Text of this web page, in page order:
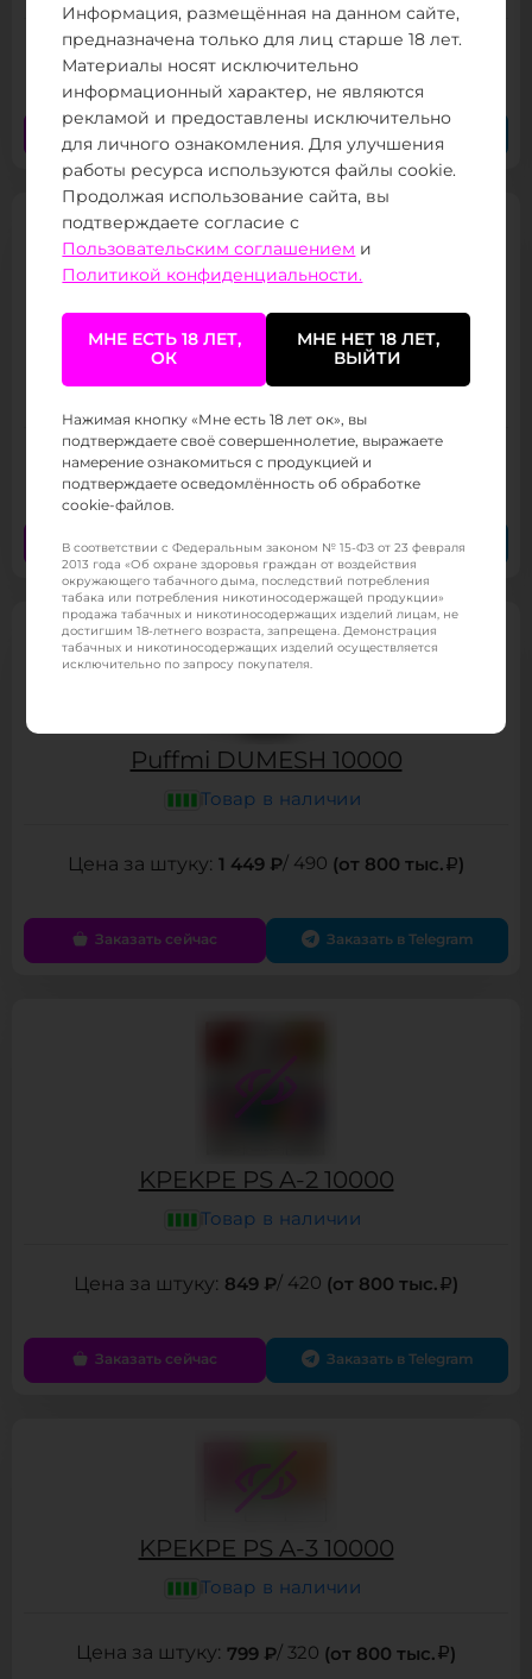
1 349 ₽/ 740(от 800 тыс.
Заказать сейчас
OXBAR Maze Pro 10000
1 299 ₽/ 390(от 800 тыс.
Заказать сейчас Заказать в Telegram
Puffmi DUMESH 10000
Товар в наличии
1 449 ₽/ 490 (от 800 тыс. )
Заказать сейчас Заказать в Telegram
KPEKPE PS A-2 10000
Товар в наличии
849 ₽/ 420 (от 800 тыс. )
Заказать сейчас Заказать в Telegram
KPEKPE PS A-3 10000
Товар в наличии
799 ₽/ 320 (от 800 тыс. )
Информация, размещённая на данном сайте,
предназначена только для лиц старше 18 лет.
Материалы носят исключительно
информационный характер, не являются
рекламой и предоставлены исключительно
для личного ознакомления. Для улучшения
работы ресурса используются файлы cookie.
Продолжая использование сайта, вы
подтверждаете согласие с
Пользовательским соглашением и
Политикой конфиденциальности.
МНЕ ЕСТЬ 18 ЛЕТ,
ОК
МНЕ НЕТ 18 ЛЕТ,
ВЫЙТИ
Нажимая кнопку «Мне есть 18 лет ок», вы
подтверждаете своё совершеннолетие, выражаете
намерение ознакомиться с продукцией и
подтверждаете осведомлённость об обработке
cookie-файлов.
В соответствии с Федеральным законом № 15-ФЗ от 23 февраля
2013 года «Об охране здоровья граждан от воздействия
окружающего табачного дыма, последствий потребления
табака или потребления никотиносодержащей продукции»
продажа табачных и никотиносодержащих изделий лицам, не
достигшим 18-летнего возраста, запрещена. Демонстрация
табачных и никотиносодержащих изделий осуществляется
исключительно по запросу покупателя.